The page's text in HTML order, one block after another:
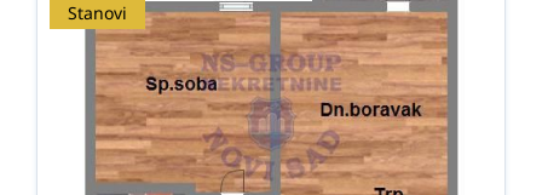
Stanovi